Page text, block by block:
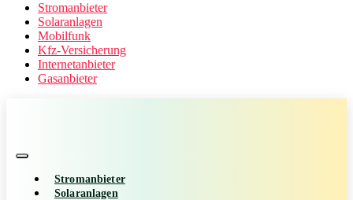
Stromanbieter
Solaranlagen
Mobilfunk
Kfz-Versicherung
Internetanbieter
Gasanbieter
Stromanbieter
Solaranlagen